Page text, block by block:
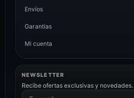
Envíos
Garantías
Mi cuenta
NEWSLETTER
Recibe ofertas exclusivas y novedades.
Correo